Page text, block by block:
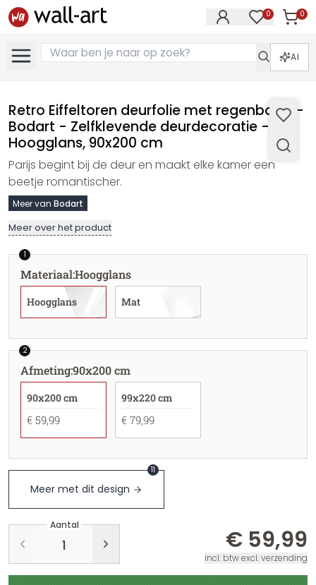
0 0
AI
Retro Eiffeltoren deurfolie met regenboog -
Bodart - Zelfklevende deurdecoratie -
Hoogglans, 90x200 cm
Parijs begint bij de deur en maakt elke kamer een
beetje romantischer.
Meer van Bodart
Meer over het product
1
Materiaal:Hoogglans
Hoogglans Mat
2
Afmeting:90x200 cm
90x200 cm
€ 59,99
99x220 cm
€ 79,99
Meer met dit design
11
Aantal
€ 59,99
incl. btw excl. verzending